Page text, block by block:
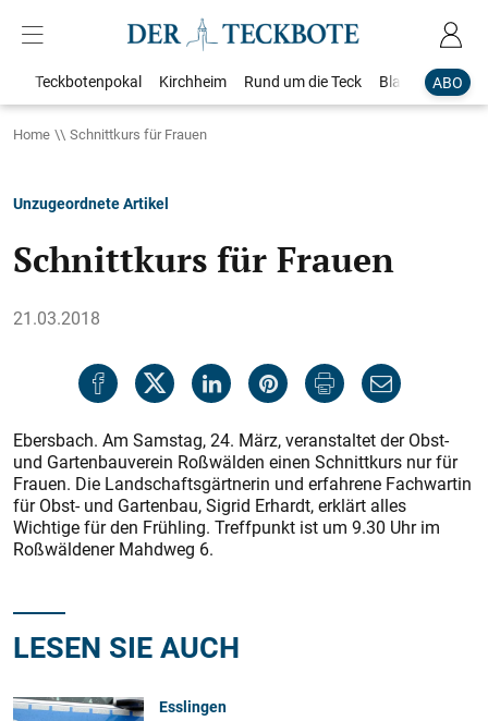
ABO
Teckbotenpokal Kirchheim Rund um die Teck Blaulicht
Home Schnittkurs für Frauen
Unzugeordnete Artikel
Schnittkurs für Frauen
21.03.2018
Ebersbach. Am Samstag, 24. März, veranstaltet der Obst-
und Gartenbauverein Roßwälden einen Schnittkurs nur für
Frauen. Die Landschaftsgärtnerin und erfahrene Fachwartin
für Obst- und Gartenbau, Sigrid Erhardt, erklärt alles
Wichtige für den Frühling. Treffpunkt ist um 9.30 Uhr im
Roßwäldener Mahdweg 6.
LESEN SIE AUCH
Esslingen